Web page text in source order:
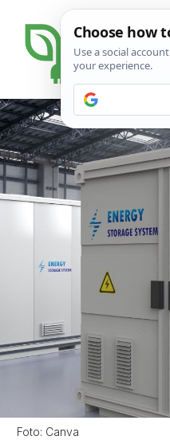
Foto: Canva